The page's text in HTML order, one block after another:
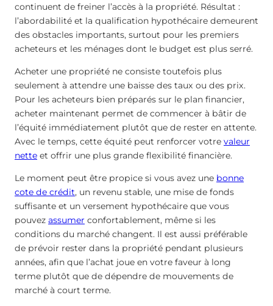
continuent de freiner l’accès à la propriété. Résultat :
l’abordabilité et la qualification hypothécaire demeurent
des obstacles importants, surtout pour les premiers
acheteurs et les ménages dont le budget est plus serré.
Acheter une propriété ne consiste toutefois plus
seulement à attendre une baisse des taux ou des prix.
Pour les acheteurs bien préparés sur le plan financier,
acheter maintenant permet de commencer à bâtir de
l’équité immédiatement plutôt que de rester en attente.
Avec le temps, cette équité peut renforcer votre valeur
nette et offrir une plus grande flexibilité financière.
Le moment peut être propice si vous avez une bonne
cote de crédit, un revenu stable, une mise de fonds
suffisante et un versement hypothécaire que vous
pouvez assumer confortablement, même si les
conditions du marché changent. Il est aussi préférable
de prévoir rester dans la propriété pendant plusieurs
années, afin que l’achat joue en votre faveur à long
terme plutôt que de dépendre de mouvements de
marché à court terme.